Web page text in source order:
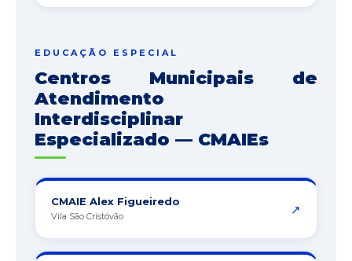
EDUCAÇÃO ESPECIAL
Centros Municipais de
Atendimento
Interdisciplinar
Especializado — CMAIEs
CMAIE Alex Figueiredo
Vila São Cristóvão ↗